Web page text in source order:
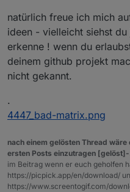
natürlich freue ich mich
ideen - vielleicht siehst
erkenne ! wenn du
deinem github projekt
nicht gekannt.
.
4447_bad-matrix.png
nach einem gelösten Thread
ersten Posts einzutragen
im Beitrag wenn er euch geholfen
https://picpick.app/en/download/
https://www.screentogif.com/